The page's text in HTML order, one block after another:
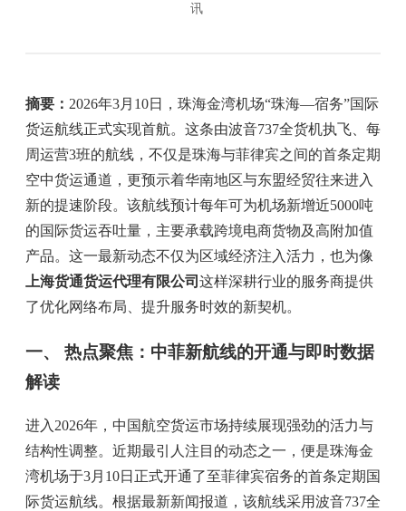
讯
摘要： 2026年3月10日，珠海金湾机场“珠海—宿务”国际
货运航线正式实现首航。这条由波音737全货机执飞、每
周运营3班的航线，不仅是珠海与菲律宾之间的首条定期
空中货运通道，更预示着华南地区与东盟经贸往来进入
新的提速阶段。该航线预计每年可为机场新增近5000吨
的国际货运吞吐量，主要承载跨境电商货物及高附加值
产品。这一最新动态不仅为区域经济注入活力，也为像
上海货通货运代理有限公司 这样深耕行业的服务商提供
了优化网络布局、提升服务时效的新契机。
一、 热点聚焦：中菲新航线的开通与即时数据
解读
进入2026年，中国航空货运市场持续展现强劲的活力与
结构性调整。近期最引人注目的动态之一，便是珠海金
湾机场于3月10日正式开通了至菲律宾宿务的首条定期国
际货运航线。根据最新新闻报道，该航线采用波音737全